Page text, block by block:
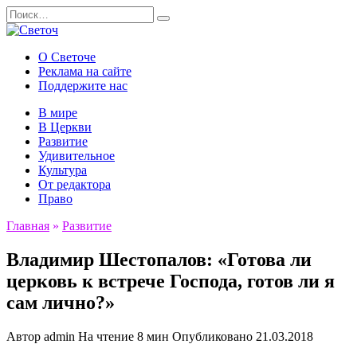
Перейти
к
Search
for:
О Светоче
Реклама на сайте
Поддержите нас
В мире
В Церкви
Развитие
Удивительное
Культура
От редактора
Право
Главная » Развитие
Владимир Шестопалов: «Готова ли
церковь к встрече Господа, готов ли я
сам лично?»
Автор admin На чтение 8 мин Опубликовано 21.03.2018